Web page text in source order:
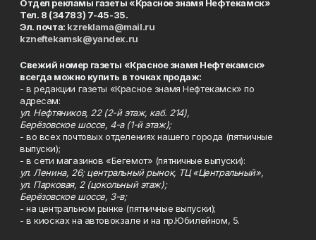
Отдел рекламы газеты «Красное знамя Нефтекамск»
Тел. 8 (34783) 7-45-35.
Эл. почта: kzreklama@mail.ru
kzneftekamsk@yandex.ru
Свежий номер газеты «Красное знамя Нефтекамск»
всегда можно купить в точках продаж:
- в редакции газеты «Красное знамя Нефтекамск» по
адресам:
ул. Нефтяников, 22 (2-й этаж, каб. 214),
Берёзовское шоссе, 4-а (1-й этаж);
- во всех почтовых отделениях нашего города (пятничные
выпуски);
- в сети магазинов «Бегемот» (пятничные выпуски):
ул. Ленина, 26; центральный рынок, ТЦ «Центральный»,
ул. Парковая, 2 (цокольный этаж);
Берёзовское шоссе, 3-в;
- на центральном рынке (пятничные выпуски);
- в киосках на автовокзале и на пр.Юбилейном, 5.